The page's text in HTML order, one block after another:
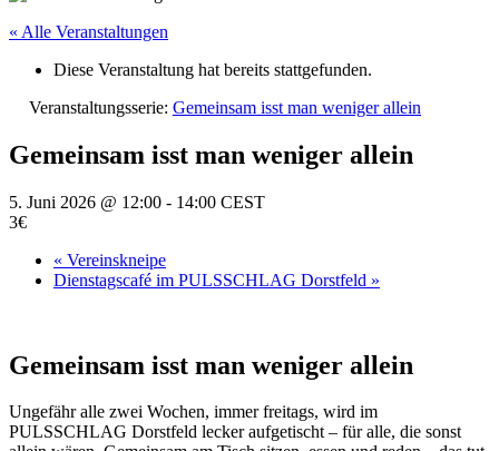
« Alle Veranstaltungen
Diese Veranstaltung hat bereits stattgefunden.
Veranstaltungsserie: Gemeinsam isst man weniger allein
Gemeinsam isst man weniger allein
5. Juni 2026 @ 12:00 - 14:00 CEST
3€
« Vereinskneipe
Dienstagscafé im PULSSCHLAG Dorstfeld »
Gemeinsam isst man weniger allein
Ungefähr alle zwei Wochen, immer freitags, wird im
PULSSCHLAG Dorstfeld leckeraufgetischt – für alle, die sonst